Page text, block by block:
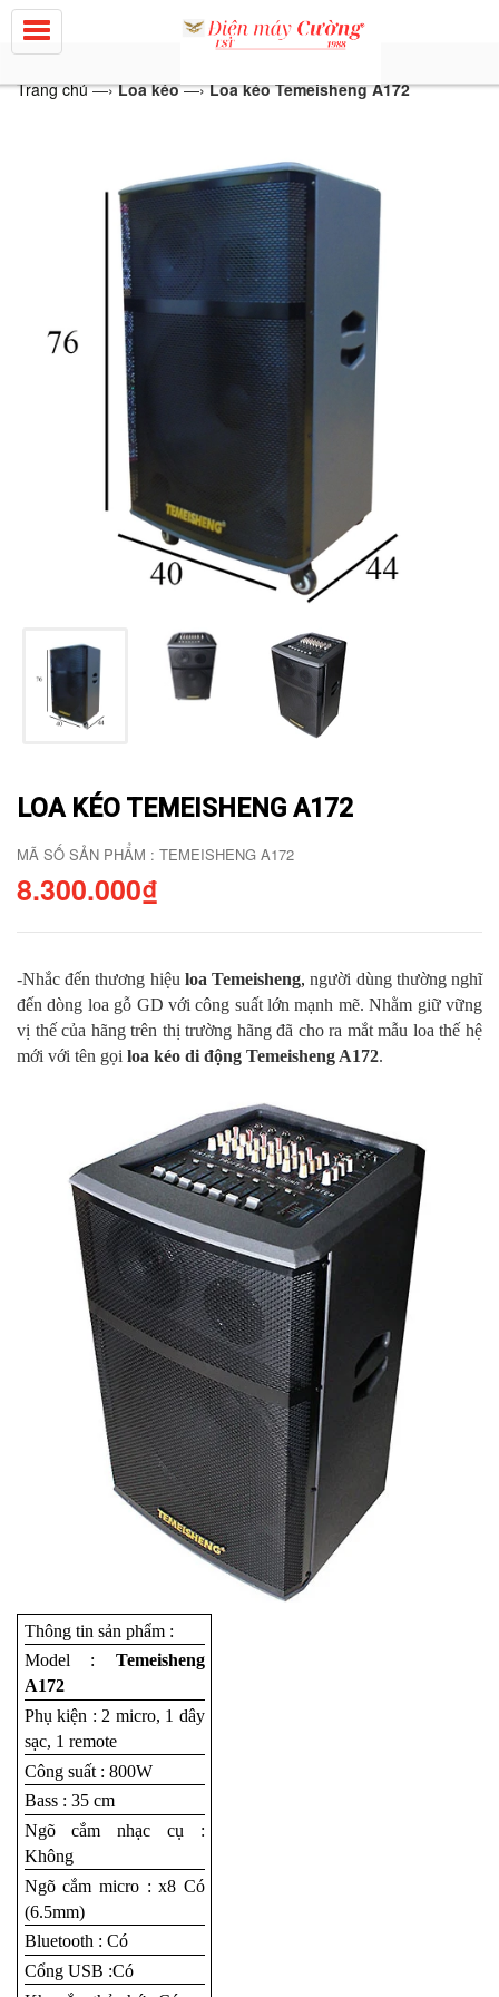
Trang chủ—› Loa kéo—› Loa kéo Temeisheng A172
LOA KÉO TEMEISHENG A172
MÃ SỐ SẢN PHẨM : TEMEISHENG A172
8.300.000₫
-Nhắc đến thương hiệu loa Temeisheng, người dùng thường nghĩ
đến dòng loa gỗ GD với công suất lớn mạnh mẽ. Nhằm giữ vững
vị thế của hãng trên thị trường hãng đã cho ra mắt mẫu loa thế hệ
mới với tên gọi loa kéo di động Temeisheng A172.
Thông tin sản phẩm :
Model : Temeisheng
A172
Phụ kiện : 2 micro, 1 dây
sạc, 1 remote
Công suất : 800W
Bass : 35 cm
Ngõ cắm nhạc cụ :
Không
Ngõ cắm micro : x8 Có
(6.5mm)
Bluetooth : Có
Cổng USB :Có